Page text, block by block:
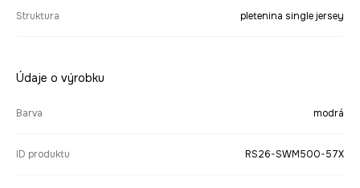
Struktura pletenina single jersey
Údaje o výrobku
Barva modrá
ID produktu RS26-SWM500-57X